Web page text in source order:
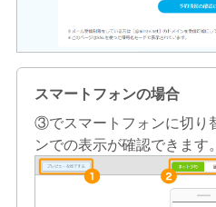
スマートフォンの場合
③でスマートフォンに切り
ンでの表示が確認できます。